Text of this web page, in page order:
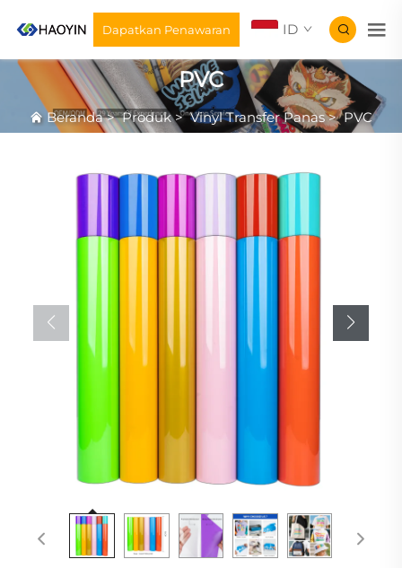
Dapatkan Penawaran ID
PVC
Beranda>Produk>Vinyl Transfer Panas>PVC